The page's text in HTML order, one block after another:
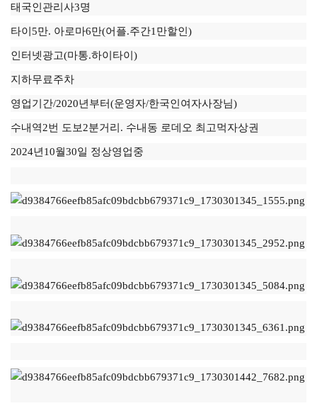
태국인관리사3명
타이5만. 아로마6만(어플.주간1만할인)
인터넷광고(마통.하이타이)
지하무료주차
영업기간/2020년부터(운영자/한국인여자사장님)
수내역2번 도보2분거리. 수내동 로데오 최고먹자상권
2024년10월30일 정상영업중